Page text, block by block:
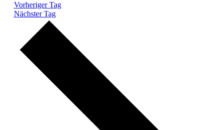
Vorheriger Tag
Nächster Tag